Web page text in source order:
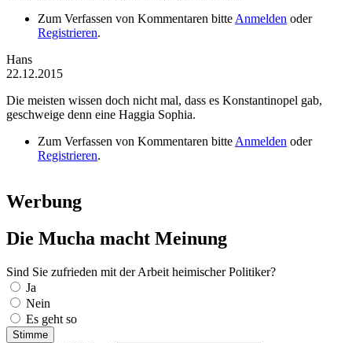
Zum Verfassen von Kommentaren bitte Anmelden oder
Registrieren.
Hans
22.12.2015
Die meisten wissen doch nicht mal, dass es Konstantinopel gab,
geschweige denn eine Haggia Sophia.
Zum Verfassen von Kommentaren bitte Anmelden oder
Registrieren.
Werbung
Die Mucha macht Meinung
Sind Sie zufrieden mit der Arbeit heimischer Politiker?
Auswahlmöglichkeiten
Ja
Nein
Es geht so